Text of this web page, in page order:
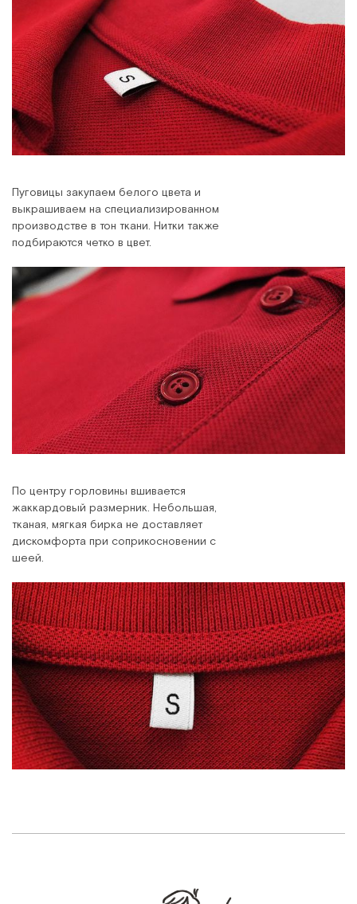
Пуговицы закупаем белого цвета и
выкрашиваем на специализированном
производстве в тон ткани. Нитки также
подбираются четко в цвет.
По центру горловины вшивается
жаккардовый размерник. Небольшая,
тканая, мягкая бирка не доставляет
дискомфорта при соприкосновении с
шеей.